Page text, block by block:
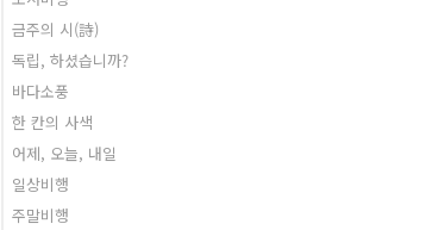
금주의 시(詩)
독립, 하셨습니까?
바다소풍
한 칸의 사색
어제, 오늘, 내일
일상비행
주말비행